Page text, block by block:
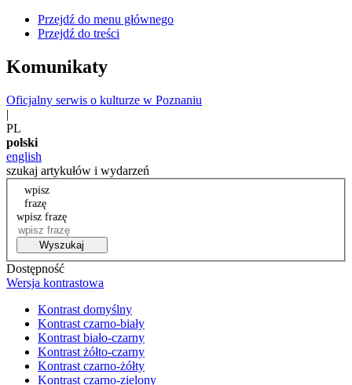
Przejdź do menu głównego
Przejdź do treści
Komunikaty
Oficjalny serwis o kulturze w Poznaniu
|
PL
polski
english
szukaj artykułów i wydarzeń
wpisz
frazę
wpisz frazę
Wyszukaj
Dostępność
Wersja kontrastowa
Kontrast domyślny
Kontrast czarno-biały
Kontrast biało-czarny
Kontrast żółto-czarny
Kontrast czarno-żółty
Kontrast czarno-zielony